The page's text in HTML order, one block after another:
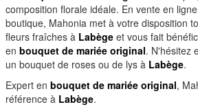
composition florale idéale. En vente en
boutique, Mahonia met à votre disposition
fleurs fraîches à Labège et vous fait
en bouquet de mariée original. N'hésitez
un bouquet de roses ou de lys à Labège.
Expert en bouquet de mariée original,
référence à Labège.